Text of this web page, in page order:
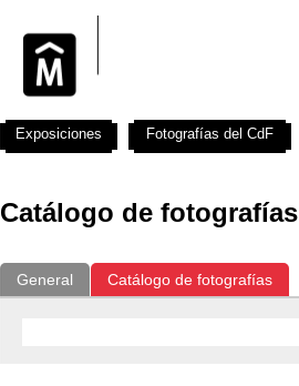
Catálogo de fotografías
General Catálogo de fotografías
Exposiciones Fotografías del CdF